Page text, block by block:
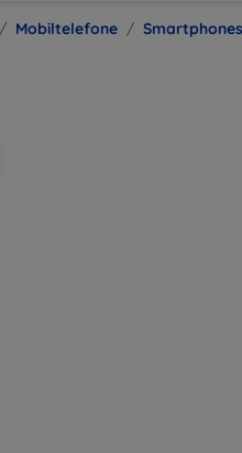
Mobiltelefone Smartphones